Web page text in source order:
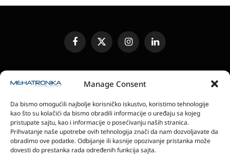
Manage Consent
Da bismo omogućili najbolje korisničko iskustvo, koristimo tehnologije
kao što su kolačići da bismo obradili informacije o uređaju sa kojeg
pristupate sajtu, kao i informacije o posećivanju naših stranica.
Prihvatanje naše upotrebe ovih tehnologija znači da nam dozvoljavate da
obradimo ove podatke. Odbijanje ili kasnije opozivanje pristanka može
dovesti do prestanka rada određenih funkcija sajta.
FacebookX
(Twitter)
InstagramLinkedIn
SLANJE JEDINICA ZA RECENZIJU
ELEKTRONSKA IZDANJA
POLITIKA PRIVATNOSTI
POLITIKA KOLAČIĆA
magazin Mehatronika - Agencija “Gomo Design”
Stanoja Glavaša 37, 26300 Vršac, Serbia